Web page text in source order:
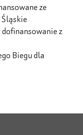
ze
z
Biegu dla